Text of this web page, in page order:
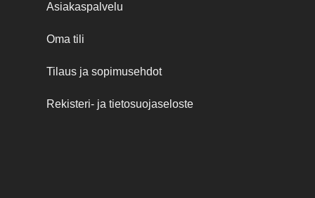
Asiakaspalvelu
Oma tili
Tilaus ja sopimusehdot
Rekisteri- ja tietosuojaseloste